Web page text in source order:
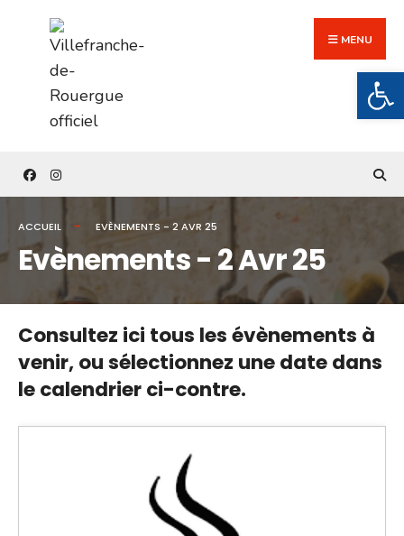
content
MENU
ACCUEIL EVÈNEMENTS - 2 AVR 25
Evènements - 2 Avr 25
Consultez ici tous les évènements à
venir,ou sélectionnez une date dans
le calendrier ci-contre.
for: